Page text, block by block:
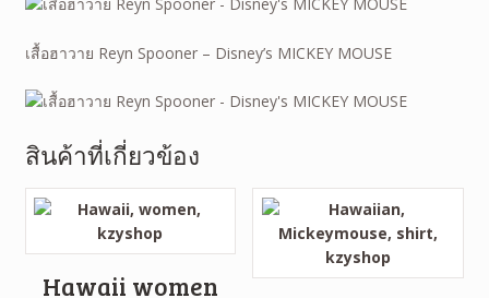
เสื้อฮาวาย Reyn Spooner – Disney’s MICKEY MOUSE
สินค้าที่เกี่ยวข้อง
Hawaii women